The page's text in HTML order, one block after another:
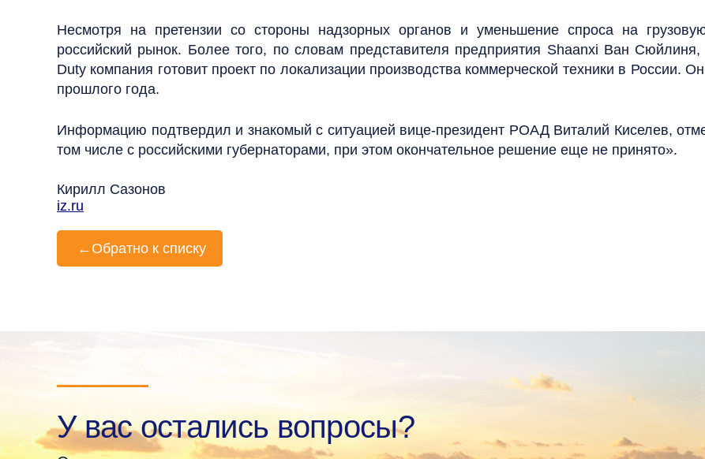
Несмотря на претензии со стороны надзорных органов и уменьшение спроса на
российский рынок. Более того, по словам представителя предприятия Shaanxi Ван
Duty компания готовит проект по локализации производства коммерческой техники в России.
прошлого года.
Информацию подтвердил и знакомый с ситуацией вице-президент РОАД Виталий Киселев,
том числе с российскими губернаторами, при этом окончательное решение еще не принято».
Кирилл Сазонов
iz.ru
← Обратно к списку
У вас остались вопросы?